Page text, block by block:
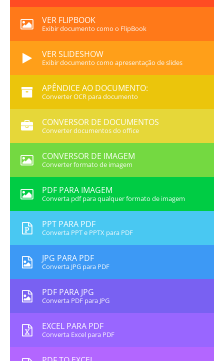
VER FLIPBOOK
Exibir documento como o FlipBook
VER SLIDESHOW
Exibir documento como apresentação de slides
APÊNDICE AO DOCUMENTO:
Converter OCR para documento
CONVERSOR DE DOCUMENTOS
Converter documentos do office
CONVERSOR DE IMAGEM
Converter formato de imagem
PDF PARA IMAGEM
Converta pdf para qualquer formato de imagem
PPT PARA PDF
Converta PPT e PPTX para PDF
JPG PARA PDF
Converta JPG para PDF
PDF PARA JPG
Converta PDF para JPG
EXCEL PARA PDF
Converta Excel para PDF